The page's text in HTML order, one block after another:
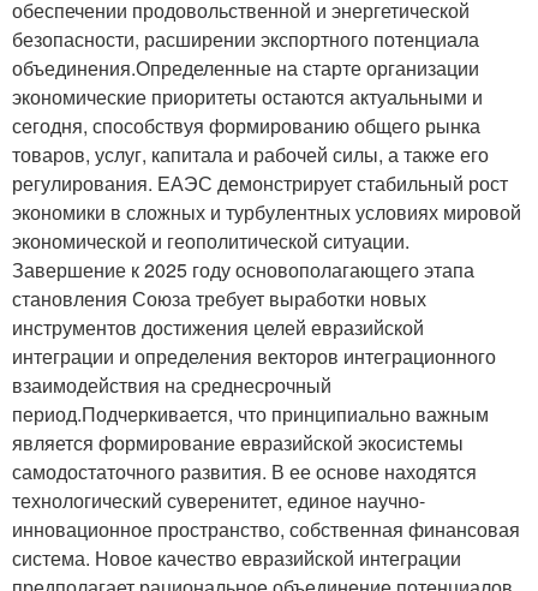
обеспечении продовольственной и энергетической
безопасности, расширении экспортного потенциала
объединения.Определенные на старте организации
экономические приоритеты остаются актуальными и
сегодня, способствуя формированию общего рынка
товаров, услуг, капитала и рабочей силы, а также его
регулирования. ЕАЭС демонстрирует стабильный рост
экономики в сложных и турбулентных условиях мировой
экономической и геополитической ситуации.
Завершение к 2025 году основополагающего этапа
становления Союза требует выработки новых
инструментов достижения целей евразийской
интеграции и определения векторов интеграционного
взаимодействия на среднесрочный
период.Подчеркивается, что принципиально важным
является формирование евразийской экосистемы
самодостаточного развития. В ее основе находятся
технологический суверенитет, единое научно-
инновационное пространство, собственная финансовая
система. Новое качество евразийской интеграции